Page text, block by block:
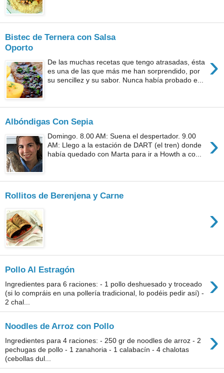
Bistec de Ternera con Salsa
Oporto
›
De las muchas recetas que tengo atrasadas, ésta
es una de las que más me han sorprendido, por
su sencillez y su sabor. Nunca había probado e...
Albóndigas Con Sepia
›
Domingo. 8.00 AM: Suena el despertador. 9.00
AM: Llego a la estación de DART (el tren) donde
había quedado con Marta para ir a Howth a co...
Rollitos de Berenjena y Carne
›
Pollo Al Estragón ›
Ingredientes para 6 raciones: - 1 pollo deshuesado y troceado
(si lo compráis en una pollería tradicional, lo podéis pedir así) -
2 chal...
Noodles de Arroz con Pollo ›
Ingredientes para 4 raciones: - 250 gr de noodles de arroz - 2
pechugas de pollo - 1 zanahoria - 1 calabacín - 4 chalotas
(cebollas dul...